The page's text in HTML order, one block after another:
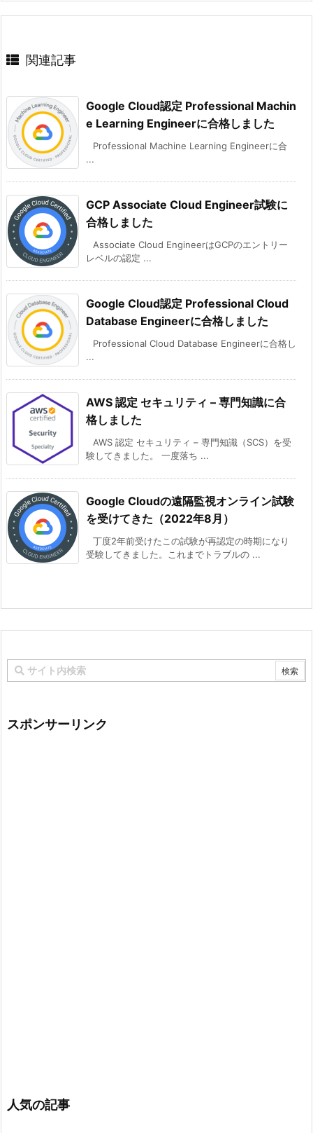
関連記事
Google Cloud認定 Professional Machin
e Learning Engineerに合格しました
Professional Machine Learning Engineerに合
...
GCP Associate Cloud Engineer試験に
合格しました
Associate Cloud EngineerはGCPのエントリー
レベルの認定 ...
Google Cloud認定 Professional Cloud
Database Engineerに合格しました
Professional Cloud Database Engineerに合格し
...
AWS 認定 セキュリティ – 専門知識に合
格しました
AWS 認定 セキュリティ – 専門知識（SCS）を受
験してきました。 一度落ち ...
Google Cloudの遠隔監視オンライン試験
を受けてきた（2022年8月）
丁度2年前受けたこの試験が再認定の時期になり
受験してきました。これまでトラブルの ...
スポンサーリンク
人気の記事